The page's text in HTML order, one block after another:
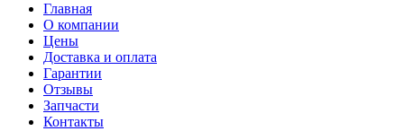
Главная
О компании
Цены
Доставка и оплата
Гарантии
Отзывы
Запчасти
Контакты